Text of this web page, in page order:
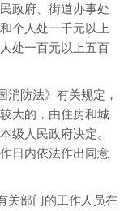
政府、街道办事处
个人处一千元以上
处一百元以上五百
消防法》有关规定，
大的，由住房和城
级人民政府决定。
日内依法作出同意
关部门的工作人员在